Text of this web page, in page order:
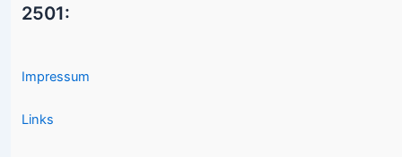
2501:
Impressum
Links